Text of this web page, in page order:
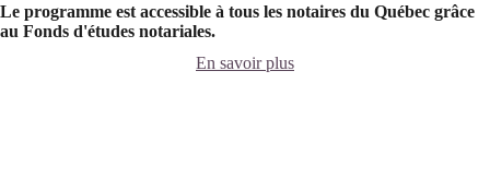
Le programme est accessible à tous les notaires du Québec grâce
au Fonds d'études notariales.
En savoir plus